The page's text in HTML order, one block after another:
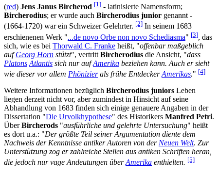
(red) Jens Janus Bircherod [1] - latinisierte Namensform;
Bircherodius; er wurde auch Bircherodius junior genannt -
(1664-1720) war ein Schweizer Gelehrter. [2] In seinem 1683
erschienenen Werk "...de novo Orbe non novo Schediasma" [3], das
sich, wie es bei Thorwald C. Franke heißt, "offenbar maßgeblich
aufGeorg Horn stützt", vertritt Bircherodius die Ansicht, "dass
Platons Atlantis sich nur aufAmerika beziehen kann. Auch er sieht
wie dieser vor allem Phönizierals frühe EntdeckerAmerikas." [4]
Weitere Informationen bezüglich Bircherodius juniors Leben
liegen derzeit nicht vor, aber zumindest in Hinsicht auf seine
Abhandlung von 1683 finden sich einige genauere Angaben in der
Dissertation "Die Urvolkhypothese" des Historikers Manfred Petri.
ÜberBircherods "ausführliche und gelehrte Untersuchung" heißt
es dort u.a.: "Der größte Teil seiner Argumentation diente dem
Nachweis der Kenntnisse antiker Autoren von der Neuen Welt. Zur
Unterstützung zog er zahlreiche Stellen aus antiken Schriften heran,
die jedoch nur vage Andeutungen überAmerika enthielten. [5]